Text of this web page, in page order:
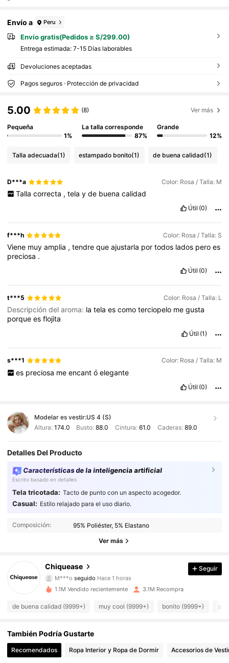
Envío a Peru
Envío gratis(Pedidos ≥ S/299.00)
Entrega estimada: 7-15 Días laborables
Devoluciones aceptadas
Pagos seguros · Protección de privacidad
5.00 (8) Ver más
Pequeña
1%
La talla corresponde
87%
Grande
12%
Talla adecuada(1) estampado bonito(1) de buena calidad(1)
D***a Color: Rosa / Talla: M
Talla correcta , tela y de buena calidad
Útil (0)
f***h Color: Rosa / Talla: S
Viene muyamplia ,tendrequeajustarla portodos lados peroes
preciosa .
Útil (0)
t***5 Color: Rosa / Talla: L
Descripción del aroma: latelaescomoterciopelo megusta
porqueesflojita
Útil (1)
s***1 Color: Rosa / Talla: M
es preciosa me encant ó elegante
Útil (0)
Modelar es vestir:US 4 (S)
Altura: 174.0 Busto:88.0 Cintura: 61.0 Caderas: 89.0
Detalles Del Producto
Características de la inteligencia artificial
Escrito basado en detalles
Tela tricotada: Tacto de punto con un aspecto acogedor.
Casual: Estilo relajado para el uso diario.
Composición: 95% Poliéster, 5% Elastano
Ver más
Chiquease
M***o seguido Hace 1 horas
287K Seguidores
4.91 287K Seguidores
4.91 287K Seguidores
4.91 287K Seguidores
Seguir
1.1M Vendido recientemente 3.1M Recompra
de buena calidad (9999+) muy cool (9999+) bonito (9999+)
También Podría Gustarte
Recomendados Ropa Interior y Ropa de Dormir Accesorios de